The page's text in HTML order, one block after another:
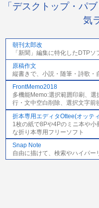
「デスクトップ・パ
気
朝刊太郎改
「新聞」編集に特化したDTPソ
原稿作文
縦書きで、小説・随筆・詩歌・
FrontMemo2018
多機能Memo:選択範囲印刷、
行・文中空白削除、選択文字前
折本専用エディタOttee(オッテ
1枚の紙で8Pや4Pのミニ本や
な折り本専用フリーソフト
Snap Note
自由に描けて、検索やハイパー